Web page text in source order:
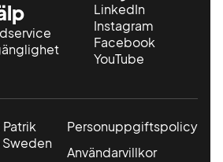
LinkedIn
Instagram
Facebook
YouTube
Sweden
Personuppgiftspolicy
Användarvillkor